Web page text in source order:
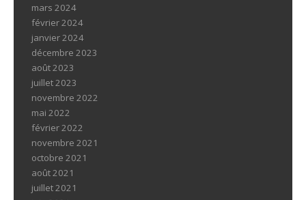
mars 2024
février 2024
janvier 2024
décembre 2023
août 2023
juillet 2023
novembre 2022
mai 2022
février 2022
novembre 2021
octobre 2021
août 2021
juillet 2021